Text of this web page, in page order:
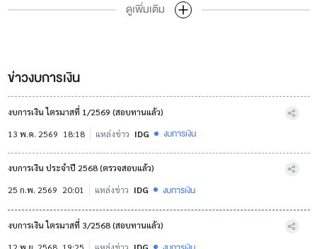
ดูเพิ่มเติม
ข่าวงบการเงิน
งบการเงิน ไตรมาสที่ 1/2569 (สอบทานแล้ว)
13 พ.ค. 2569 18:18 แหล่งข่าว IDG งบการเงิน
งบการเงิน ประจำปี 2568 (ตรวจสอบแล้ว)
25 ก.พ. 2569 20:01 แหล่งข่าว IDG งบการเงิน
งบการเงิน ไตรมาสที่ 3/2568 (สอบทานแล้ว)